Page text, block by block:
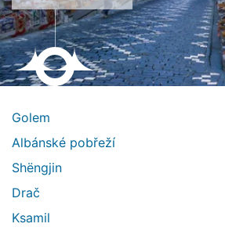
Golem
Albánské pobřeží
Shëngjin
Drač
Ksamil